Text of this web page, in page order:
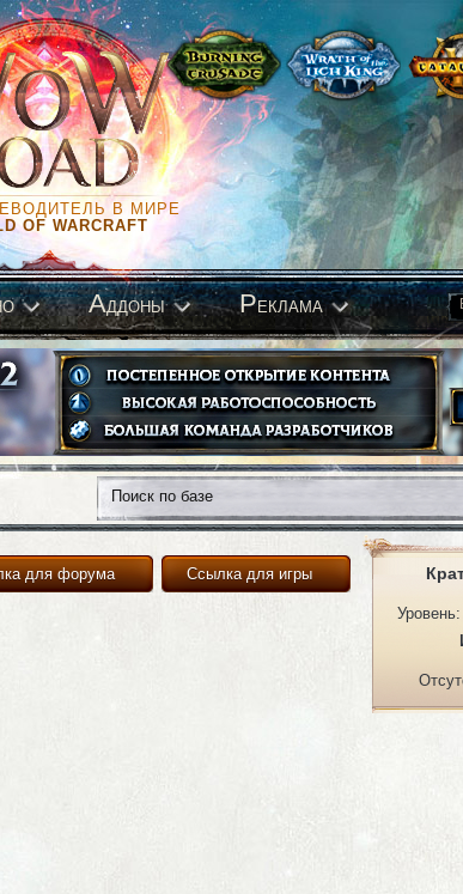
В МИРЕ
OF WARCRAFT
Аддоны Реклама
Ссылка для игры
для форума